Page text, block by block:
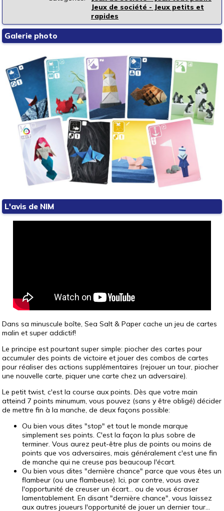
Jeux de société - Jeux petits et
rapides
Galerie photo
L'avis de NIM
Dans sa minuscule boîte, Sea Salt & Paper cache un jeu de cartes
malin et super addictif!
Le principe est pourtant super simple: piocher des cartes pour
accumuler des points de victoire et jouer des combos de cartes
pour réaliser des actions supplémentaires (rejouer un tour, piocher
une nouvelle carte, piquer une carte chez un adversaire).
Le petit twist, c'est la course aux points. Dès que votre main
atteind 7 points minumum, vous pouvez (sans y être obligé) décider
de mettre fin à la manche, de deux façons possible:
Ou bien vous dites "stop" et tout le monde marque
simplement ses points. C'est la façon la plus sobre de
terminer. Vous aurez peut-être plus de points ou moins de
points que vos adversaires, mais généralement c'est une fin
de manche qui ne creuse pas beaucoup l'écart.
Ou bien vous dites "dernière chance" parce que vous êtes un
flambeur (ou une flambeuse). Ici, par contre, vous avez
l'opportunité de creuser un écart... ou de vous écraser
lamentablement. En disant "dernière chance", vous laissez
aux autres joueurs l'opportunité de jouer un dernier tour...